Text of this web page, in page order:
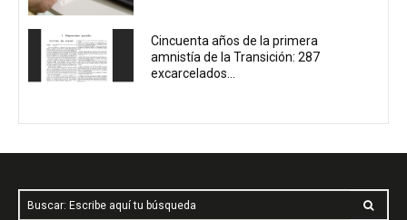
Cincuenta años de la primera
amnistía de la Transición: 287
excarcelados...
Buscar: Escribe aquí tu búsqueda